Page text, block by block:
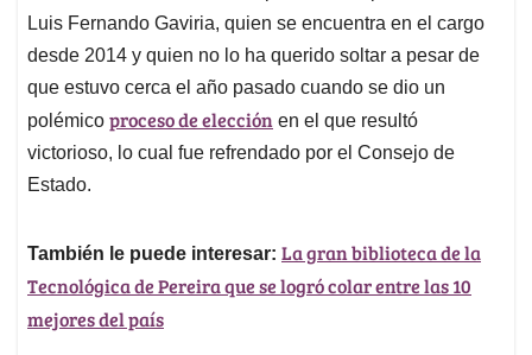
Luis Fernando Gaviria, quien se encuentra en el cargo
desde 2014 y quien no lo ha querido soltar a pesar de
que estuvo cerca el año pasado cuando se dio un
polémico proceso de elección en el que resultó
victorioso, lo cual fue refrendado por el Consejo de
Estado.
También le puede interesar: La gran biblioteca de la
Tecnológica de Pereira que se logró colar entre las 10
mejores del país